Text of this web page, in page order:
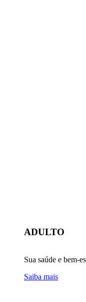
ADULTO
Sua saúde e bem-
Saiba mais